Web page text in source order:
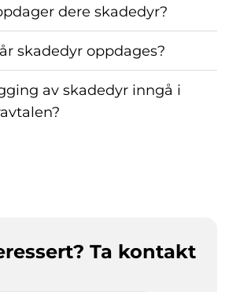
dere skadedyr?
skadedyr oppdages?
av skadedyr inngå i
Ta kontakt